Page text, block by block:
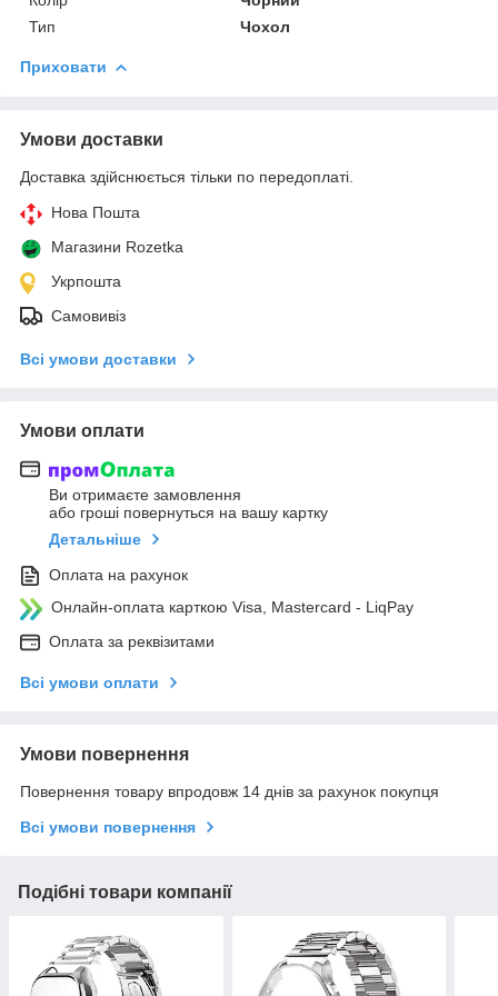
Тип
Чохол
Приховати
Умови доставки
Доставка здійснюється тільки по передоплаті.
Нова Пошта
Магазини Rozetka
Укрпошта
Самовивіз
Всі умови доставки
Умови оплати
Ви отримаєте замовлення
або гроші повернуться на вашу картку
Детальніше
Оплата на рахунок
Онлайн-оплата карткою Visa, Mastercard - LiqPay
Оплата за реквізитами
Всі умови оплати
Умови повернення
Повернення товару впродовж 14 днів за рахунок покупця
Всі умови повернення
Подібні товари компанії